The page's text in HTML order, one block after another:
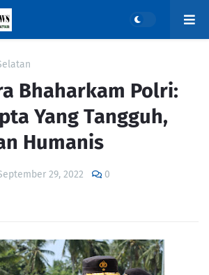
Bhaharkam Polri:
Yang Tangguh,
Humanis
29, 2022 0